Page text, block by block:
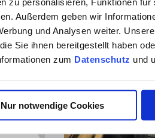
zu personalisieren, Funktionen
Außerdem geben wir
und Analysen weiter.
Sie ihnen bereitgestellt haben
zum Datenschutz und
Nur notwendige Cookies
Zuverlässiger Brandschutz im Systemboden: So geht’s mit der UFK Kabelbox